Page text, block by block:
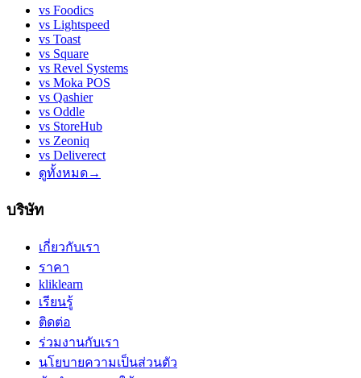
vs Foodics
vs Lightspeed
vs Toast
vs Square
vs Revel Systems
vs Moka POS
vs Qashier
vs Oddle
vs StoreHub
vs Zeoniq
vs Deliverect
ดูทั้งหมด→
บริษัท
เกี่ยวกับเรา
ราคา
kliklearn
เรียนรู้
ติดต่อ
ร่วมงานกับเรา
นโยบายความเป็นส่วนตัว